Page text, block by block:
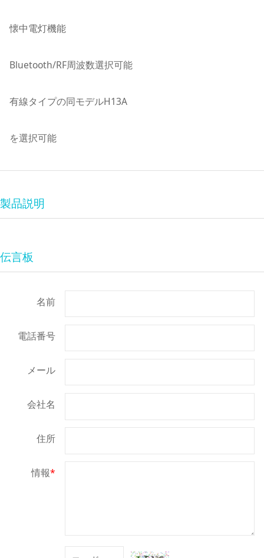
懐中電灯機能
Bluetooth/RF周波数選択可能
有線タイプの同モデルH13A
を選択可能
製品説明
伝言板
名前
電話番号
メール
会社名
住所
情報*